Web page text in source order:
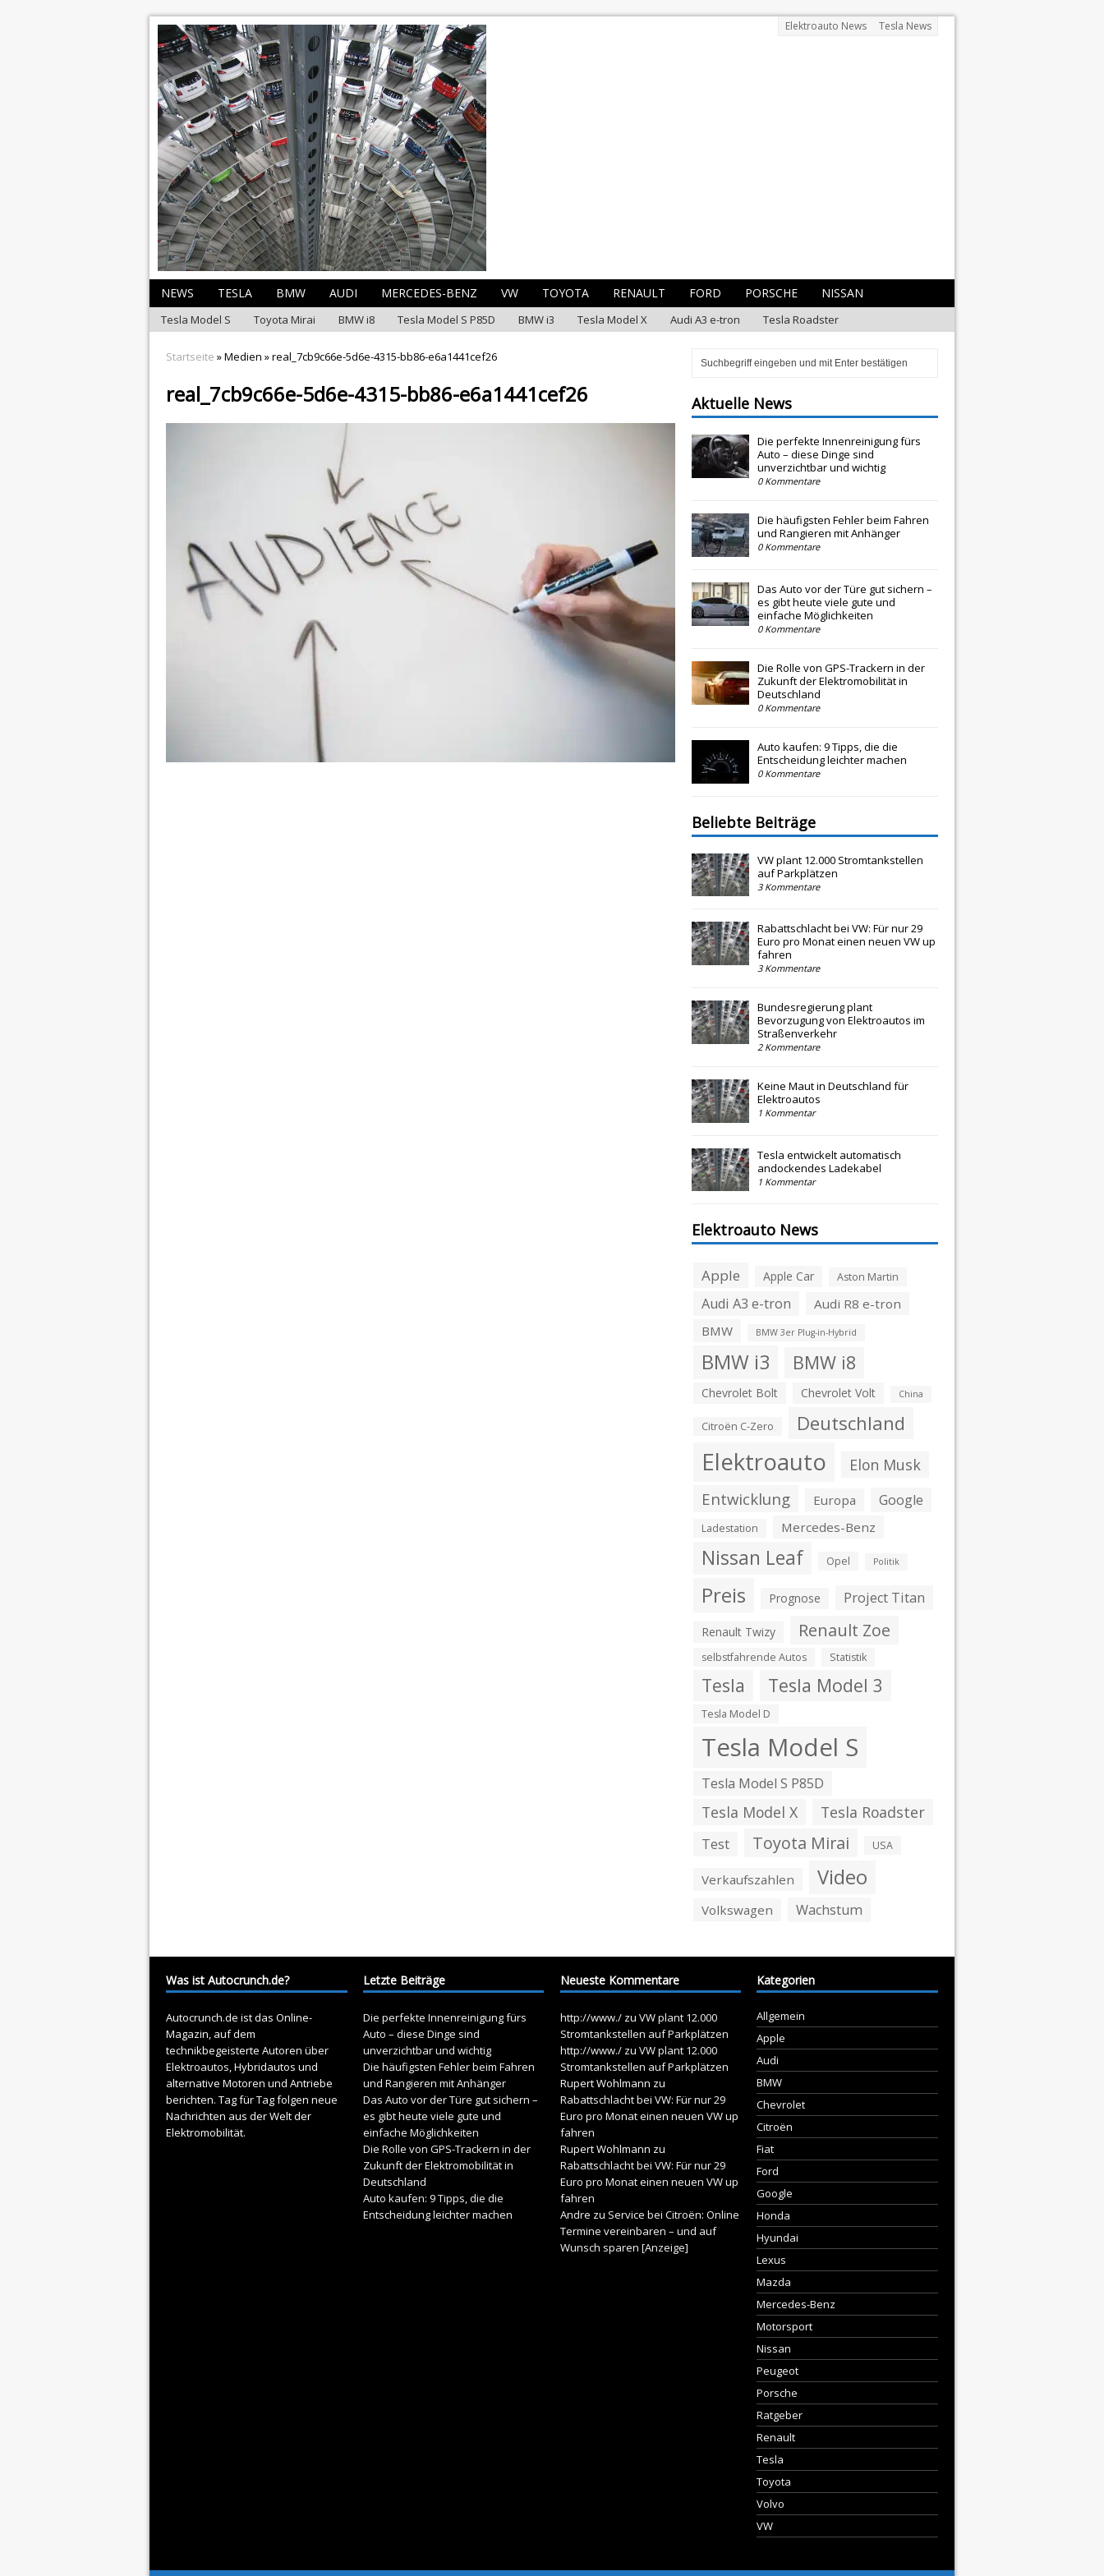
Elektroauto News Tesla News
NEWS TESLA BMW AUDI MERCEDES-BENZ VW TOYOTA RENAULT FORD PORSCHE NISSAN
Tesla Model S Toyota Mirai BMW i8 Tesla Model S P85D BMW i3 Tesla Model X Audi A3 e-tron Tesla Roadster
Startseite » Medien » real_7cb9c66e-5d6e-4315-bb86-e6a1441cef26
real_7cb9c66e-5d6e-4315-bb86-e6a1441cef26 Aktuelle News
Die perfekte Innenreinigung fürs
Auto – diese Dinge sind
unverzichtbar und wichtig
0 Kommentare
Die häufigsten Fehler beim Fahren
und Rangieren mit Anhänger
0 Kommentare
Das Auto vor der Türe gut sichern –
es gibt heute viele gute und
einfache Möglichkeiten
0 Kommentare
Die Rolle von GPS-Trackern in der
Zukunft der Elektromobilität in
Deutschland
0 Kommentare
Auto kaufen: 9 Tipps, die die
Entscheidung leichter machen
0 Kommentare
Beliebte Beiträge
VW plant 12.000 Stromtankstellen
auf Parkplätzen
3 Kommentare
Rabattschlacht bei VW: Für nur 29
Euro pro Monat einen neuen VW up
fahren
3 Kommentare
Bundesregierung plant
Bevorzugung von Elektroautos im
Straßenverkehr
2 Kommentare
Keine Maut in Deutschland für
Elektroautos
1 Kommentar
Tesla entwickelt automatisch
andockendes Ladekabel
1 Kommentar
Elektroauto News
Apple Apple Car Aston Martin
Audi A3 e-tron
Audi R8 e-tron
BMW
BMW 3er Plug-in-Hybrid
BMW i3 BMW i8
Chevrolet Bolt Chevrolet Volt China
Citroën C-Zero Deutschland
Elektroauto Elon Musk
Entwicklung Europa Google
Ladestation Mercedes-Benz
Nissan Leaf Opel Politik
Preis Prognose Project Titan
Renault Twizy Renault Zoe
selbstfahrende Autos Statistik
Tesla Tesla Model 3
Tesla Model D
Tesla Model S
Tesla Model S P85D
Tesla Model X Tesla Roadster
Test Toyota Mirai USA
Verkaufszahlen Video
Volkswagen Wachstum
Was ist Autocrunch.de?
Autocrunch.de ist das Online-
Magazin, auf dem
technikbegeisterte Autoren über
Elektroautos, Hybridautos und
alternative Motoren und Antriebe
berichten. Tag für Tag folgen neue
Nachrichten aus der Welt der
Elektromobilität.
Letzte Beiträge
Die perfekte Innenreinigung fürs
Auto – diese Dinge sind
unverzichtbar und wichtig
Die häufigsten Fehler beim Fahren
und Rangieren mit Anhänger
Das Auto vor der Türe gut sichern –
es gibt heute viele gute und
einfache Möglichkeiten
Die Rolle von GPS-Trackern in der
Zukunft der Elektromobilität in
Deutschland
Auto kaufen: 9 Tipps, die die
Entscheidung leichter machen
Neueste Kommentare
http://www./zu VW plant 12.000
Stromtankstellen auf Parkplätzen
http://www./zu VW plant 12.000
Stromtankstellen auf Parkplätzen
Rupert Wohlmann zu
Rabattschlacht bei VW: Für nur 29
Euro pro Monat einen neuen VW up
fahren
Rupert Wohlmann zu
Rabattschlacht bei VW: Für nur 29
Euro pro Monat einen neuen VW up
fahren
Andre zu Service bei Citroën: Online
Termine vereinbaren – und auf
Wunsch sparen [Anzeige]
Kategorien
Allgemein
Apple
Audi
BMW
Chevrolet
Citroën
Fiat
Ford
Google
Honda
Hyundai
Lexus
Mazda
Mercedes-Benz
Motorsport
Nissan
Peugeot
Porsche
Ratgeber
Renault
Tesla
Toyota
Volvo
VW